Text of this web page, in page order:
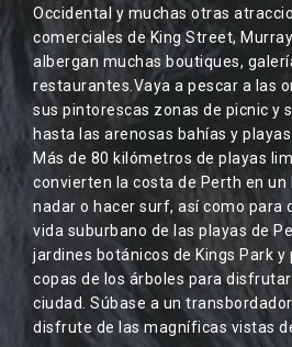
Occidental y muchas otras
comerciales de King Street,
albergan muchas boutiques,
restaurantes.Vaya a pescar a las
sus pintorescas zonas de picnic y
hasta las arenosas bahías y
Más de 80 kilómetros de playas
convierten la costa de Perth en
nadar o hacer surf, así como para
vida suburbano de las playas de
jardines botánicos de Kings Park y
copas de los árboles para
ciudad. Súbase a un
disfrute de las magníficas vistas